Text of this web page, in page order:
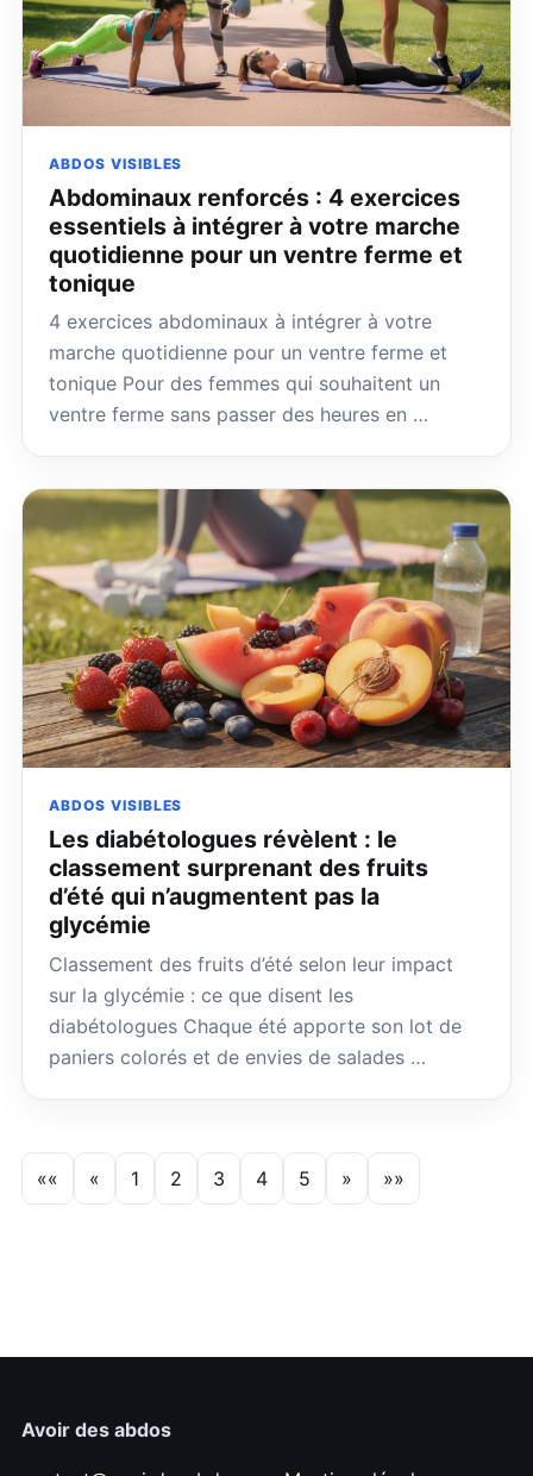
ABDOS VISIBLES
Abdominaux renforcés : 4 exercices
essentiels à intégrer à votre marche
quotidienne pour un ventre ferme et
tonique
4 exercices abdominaux à intégrer à votre
marche quotidienne pour un ventre ferme et
tonique Pour des femmes qui souhaitent un
ventre ferme sans passer des heures en …
ABDOS VISIBLES
Les diabétologues révèlent : le
classement surprenant des fruits
d’été qui n’augmentent pas la
glycémie
Classement des fruits d’été selon leur impact
sur la glycémie : ce que disent les
diabétologues Chaque été apporte son lot de
paniers colorés et de envies de salades …
«« « 1 2 3 4 5 » »»
Avoir des abdos